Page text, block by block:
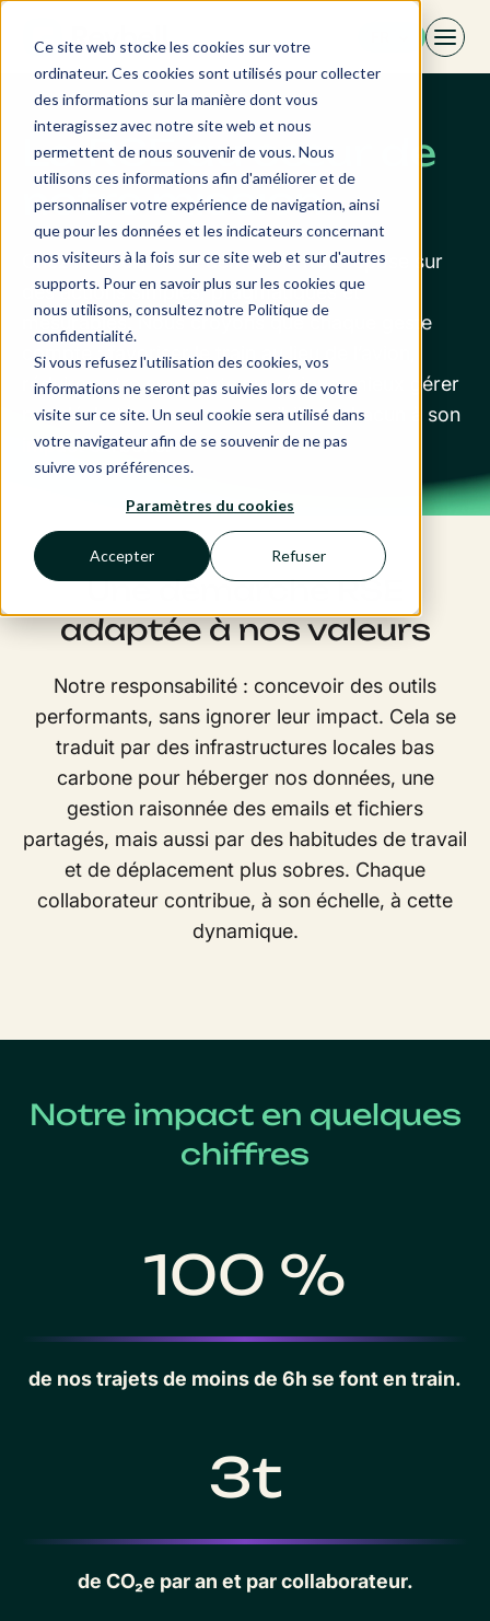
Ce site web stocke les cookies sur votre
ordinateur. Ces cookies sont utilisés pour collecter
des informations sur la manière dont vous
interagissez avec notre site web et nous
permettent de nous souvenir de vous. Nous
utilisons ces informations afin d'améliorer et de
personnaliser votre expérience de navigation, ainsi
que pour les données et les indicateurs concernant
nos visiteurs à la fois sur ce site web et sur d'autres
supports. Pour en savoir plus sur les cookies que
nous utilisons, consultez notre Politique de
confidentialité.
Si vous refusez l'utilisation des cookies, vos
informations ne seront pas suivies lors de votre
visite sur ce site. Un seul cookie sera utilisé dans
votre navigateur afin de se souvenir de ne pas
suivre vos préférences.
Paramètres du cookies
Accepter Refuser
Aller
contenu
La RSE au cœur de
notre mission
Chez Revbell, notre démarche RSE repose sur
des actions simples, pragmatiques et
mesurables. Nous croyons que chaque geste
compte : favoriser le train au lieu de l’avion,
réduire notre empreinte numérique, mieux gérer
nos déchets ou encore sensibiliser chacun à son
impact carbone.
Une démarche RSE
adaptée à nos valeurs
Notre responsabilité : concevoir des outils
performants, sans ignorer leur impact. Cela se
traduit par des infrastructures locales bas
carbone pour héberger nos données, une
gestion raisonnée des emails et fichiers
partagés, mais aussi par des habitudes de travail
et de déplacement plus sobres. Chaque
collaborateur contribue, à son échelle, à cette
dynamique.
Notre impact en quelques
chiffres
100 %
de nos trajets de moins de 6h se font en train.
3t
de CO₂e par an et par collaborateur.